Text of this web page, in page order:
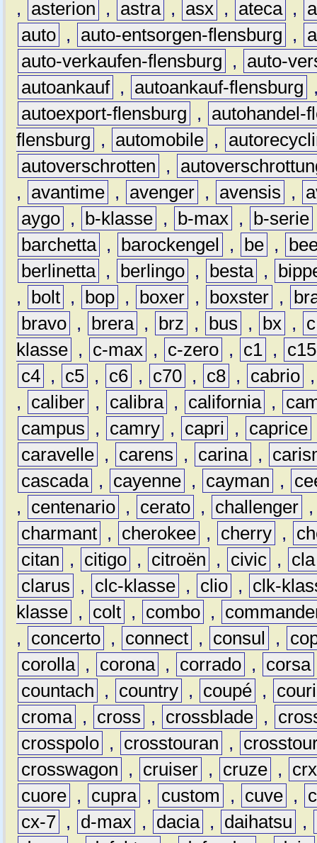
,
asterion , astra , asx , ateca ,
auto , auto-entsorgen-flensburg ,
auto-verkaufen-flensburg
,
auto-
autoankauf , autoankauf-flensburg
autoexport-flensburg
,
autohandel-
flensburg
, automobile ,
autoverschrotten
,
,
avantime , avenger , avensis ,
aygo , b-klasse , b-max , b-serie
barchetta , barockengel , be ,
berlinetta , berlingo , besta ,
,
bolt , bop , boxer , boxster ,
bravo , brera , brz , bus , bx ,
c
klasse , c-max , c-zero , c1 ,
c15
c4 , c5 , c6 , c70 , c8 , cabrio
,
caliber , calibra , california ,
campus
, camry , capri , caprice
caravelle , carens , carina ,
cascada , cayenne , cayman ,
,
centenario , cerato , challenger
charmant , cherokee , cherry ,
citan
, citigo , citroën , civic ,
cla
clarus
, clc-klasse , clio ,
clk-
klasse , colt , combo ,
,
concerto , connect , consul ,
corolla , corona , corrado , corsa
countach
, country , coupé ,
croma , cross , crossblade ,
crosspolo , crosstouran ,
crosswagon
, cruiser , cruze ,
crx
cuore , cupra , custom , cuve ,
cx-7 , d-max , dacia , daihatsu
,